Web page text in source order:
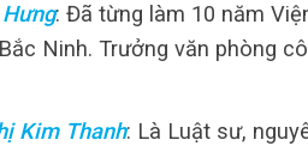
: Đã từng làm 10 năm
Ninh. Trưởng văn phòng
Kim Thanh: Là Luật sư,